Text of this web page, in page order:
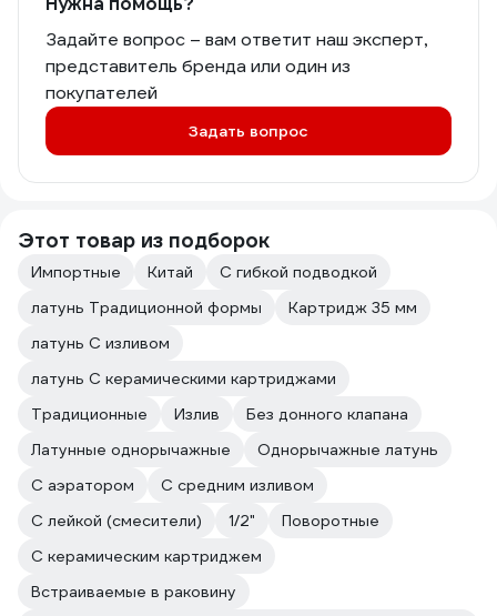
Задайте вопрос – вам ответит наш эксперт,
представитель бренда или один из
покупателей
Задать вопрос
Этот товар из подборок
Импортные Китай
С гибкой подводкой
латунь Традиционной формы
Картридж 35 мм
латунь С изливом
латунь С керамическими картриджами
Традиционные
Излив
Без донного клапана
Латунные однорычажные
Однорычажные латунь
С аэратором
С средним изливом
С лейкой (смесители)
1/2"
Поворотные
С керамическим картриджем
Встраиваемые в раковину